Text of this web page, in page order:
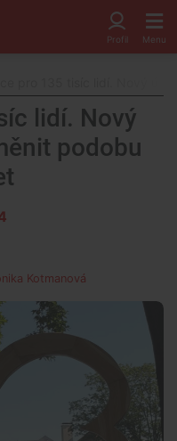
lidí. Nový
podobu
Kotmanová